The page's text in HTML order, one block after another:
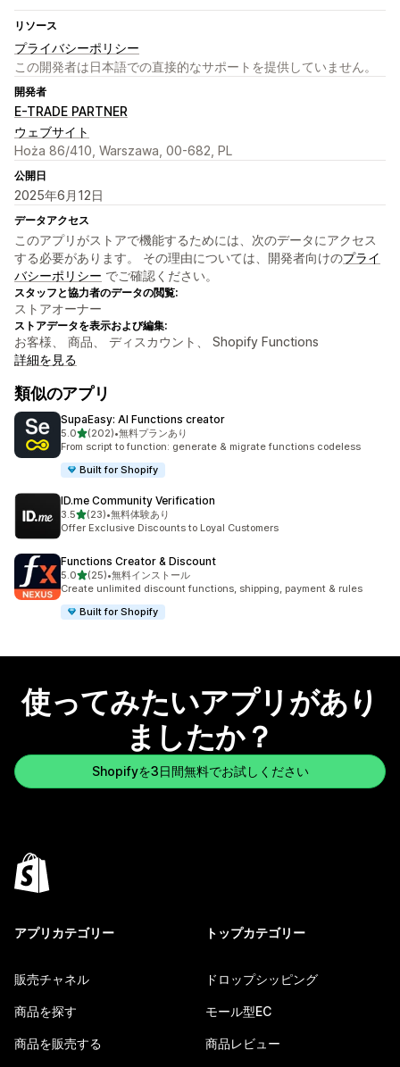
リソース
プライバシーポリシー
この開発者は日本語での直接的なサポートを提供していません。
開発者
E-TRADE PARTNER
ウェブサイト
Hoża 86/410, Warszawa, 00-682, PL
公開日
2025年6月12日
データアクセス
このアプリがストアで機能するためには、次のデータにアクセス
する必要があります。 その理由については、開発者向けのプライ
バシーポリシー でご確認ください。
スタッフと協力者のデータの閲覧:
ストアオーナー
ストアデータを表示および編集:
お客様、 商品、 ディスカウント、 Shopify Functions
詳細を見る
類似のアプリ
SupaEasy: AI Functions creator
5.05つ星中
(202)
合計レビュー数：202件
•無料プランあり
From script to function: generate & migrate functions codeless
Built for Shopify
ID.me Community Verification
3.55つ星中
(23)
合計レビュー数：23件
•無料体験あり
Offer Exclusive Discounts to Loyal Customers
Functions Creator & Discount
5.05つ星中
(25)
合計レビュー数：25件
•無料インストール
Create unlimited discount functions, shipping, payment & rules
Built for Shopify
使ってみたいアプリがあり
ましたか？
Shopifyを3日間無料でお試しください
アプリカテゴリー
販売チャネル
商品を探す
商品を販売する
トップカテゴリー
ドロップシッピング
モール型EC
商品レビュー